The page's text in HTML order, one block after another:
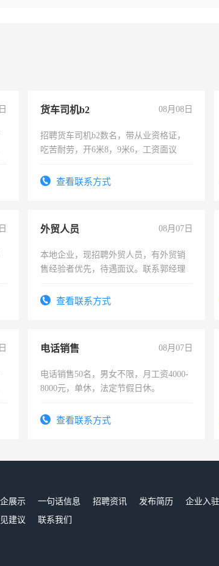
货车司机b2 08月08日
招聘货车司机b2数名，带从业资格证，
吃苦耐劳，开6米8，9米6，工资面议
查看联系方式
外贸人员 08月07日
本地企业，现招聘外贸人员，有外贸销
售经验者优先，待遇面议。联系郭经理
查看联系方式
电话销售 08月07日
电话销售50名，男女不限，月工资4000-
8000元，单休，法定节假日休。
查看联系方式
展示 一句话信息 招聘资讯 发布简历 企业入驻
建议 联系我们